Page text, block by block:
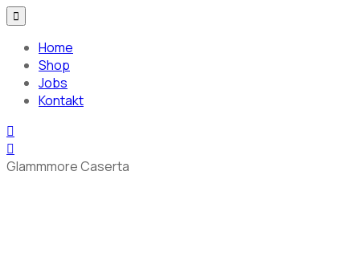
Home
Shop
Jobs
Kontakt
Glammmore Caserta